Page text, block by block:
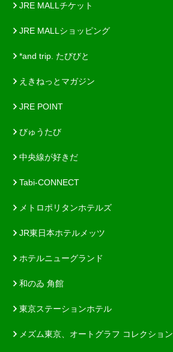
JRE MALLチケット
JRE MALLショッピング
*and trip. たびびと
えきねっとマガジン
JRE POINT
びゅうたび
中央線が好きだ
Tabi-CONNECT
メトロポリタンホテルズ
JR東日本ホテルメッツ
ホテルニューグランド
和のゐ 角館
東京ステーションホテル
メズム東京、オートグラフ コレクション